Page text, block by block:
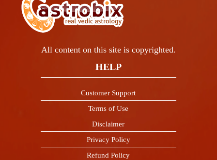
All content on this site is copyrighted.
HELP
Customer Support
Terms of Use
Disclaimer
Privacy Policy
Refund Policy